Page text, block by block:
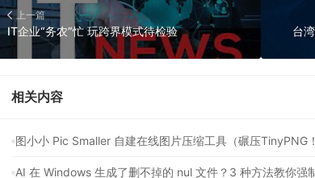
上一篇
IT企业“务农”忙 玩跨界模式待检验 台
相关内容
AI 在 Windows 生成了删不掉的 nul 文件？3 种方法教你强